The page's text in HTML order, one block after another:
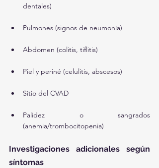
dentales)
Pulmones (signos de neumonía)
Abdomen (colitis, tiflitis)
Piel y periné (celulitis, abscesos)
Sitio del CVAD
Palidez o sangrados
(anemia/trombocitopenia)
Investigaciones adicionales según
síntomas